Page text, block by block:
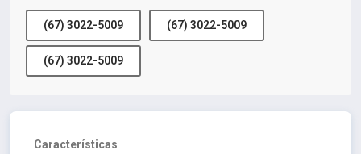
(67) 3022-5009 (67) 3022-5009
(67) 3022-5009
Características